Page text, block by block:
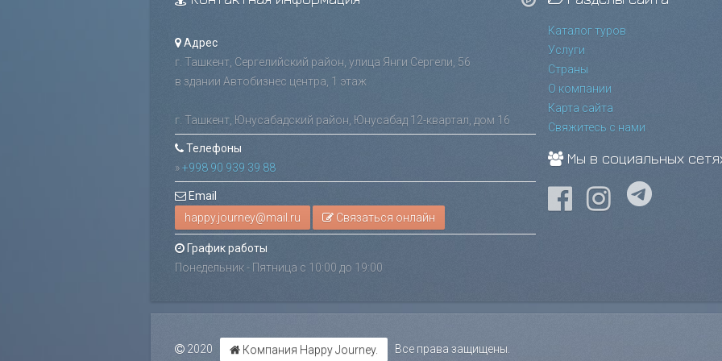
Адрес
г. Ташкент, Сергелийский район, улица Янги Сергели, 56
в здании Автобизнес центра, 1 этаж
г. Ташкент, Юнусабадский район, Юнусабад 12-квартал, дом 16
Телефоны
»+998 90 939 39 88
Email
Связаться онлайн
График работы
Понедельник - Пятница с 10:00 до 19:00
Каталог туров
Услуги
Страны
О компании
Карта сайта
Свяжитесь с нами
Мы в социальных
2020 Компания Happy Journey. Все права защищены.